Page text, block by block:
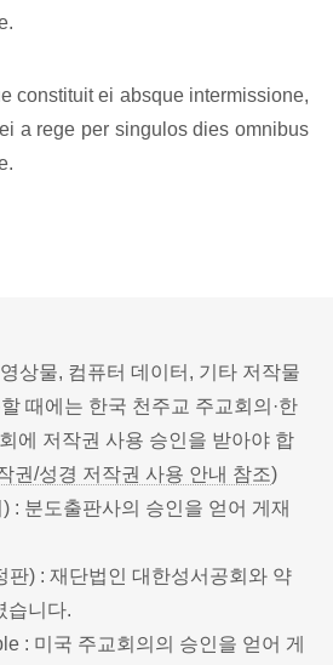
constituit ei absque intermissione,
a rege per singulos dies omnibus
상물, 컴퓨터 데이터, 기타 저작물
때에는 한국 천주교 주교회의·한
에 저작권 사용 승인을 받아야 합
권/성경 저작권 사용 안내 참조)
: 분도출판사의 승인을 얻어 게재
판) : 재단법인 대한성서공회와 약
습니다.
: 미국 주교회의의 승인을 얻어 게